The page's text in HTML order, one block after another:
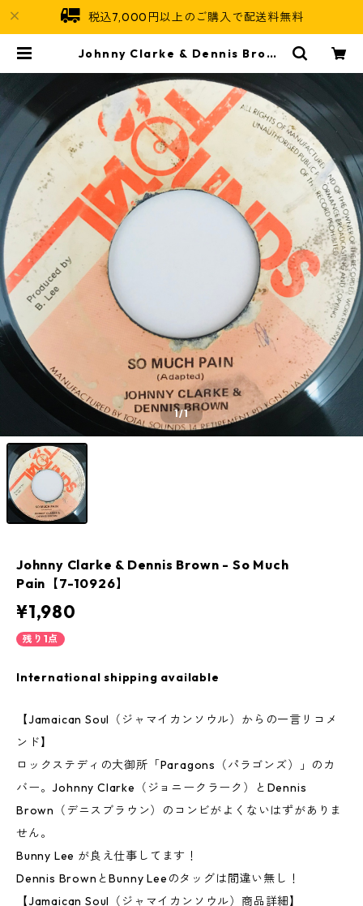
税込7,000円以上のご購入で配送料無料
Johnny Clarke & Dennis Brown
maican Soul
1/1
Johnny Clarke & Dennis Brown - So Much
Pain【7-10926】
¥1,980
残り1点
International shipping available
【Jamaican Soul（ジャマイカンソウル）からの一言リコメ
ンド】
ロックステディの大御所「Paragons（パラゴンズ）」のカ
バー。Johnny Clarke（ジョニークラーク）とDennis
Brown（デニスブラウン）のコンビがよくないはずがありま
せん。
Bunny Lee が良え仕事してます！
Dennis BrownとBunny Leeのタッグは間違い無し！
【Jamaican Soul（ジャマイカンソウル）商品詳細】